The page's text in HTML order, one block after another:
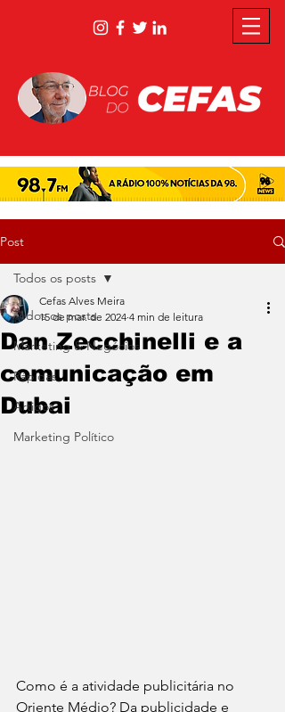
Post
Todos os posts
Marketing & Negócios
Rápidas
Artigos
Marketing Político
Todos os posts
Dan Zecchinelli e a
comunicação em
Dubai
Cefas Alves Meira
15 de mar. de 2024 4 min de leitura
Como é a atividade publicitária no
Oriente Médio? Da publicidade e